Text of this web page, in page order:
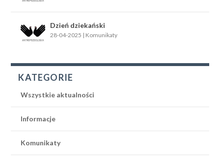
Dzień dziekański
28-04-2025 | Komunikaty
KATEGORIE
Wszystkie aktualności
Informacje
Komunikaty